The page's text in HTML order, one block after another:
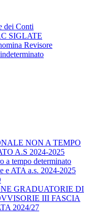
dei Conti
SIGLATE
Revisore
NON A TEMPO
A.S 2024-2025
a tempo determinato
e ATA a.s. 2024-2025
GRADUATORIE DI
III FASCIA
2024/27